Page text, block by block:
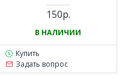
GGT-1900 - GGT-2900
150р.
В НАЛИЧИИ
Купить
Задать вопрос